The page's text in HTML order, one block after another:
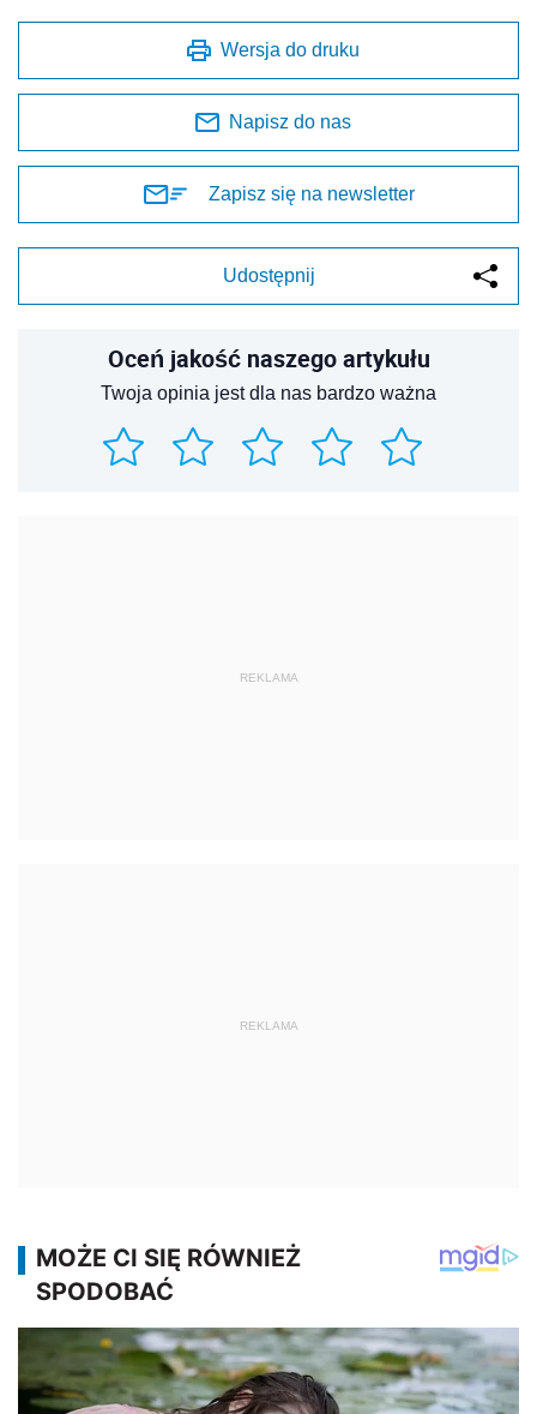
Wersja do druku
Napisz do nas
Zapisz się na newsletter
Udostępnij
Oceń jakość naszego artykułu
Twoja opinia jest dla nas bardzo ważna
REKLAMA
REKLAMA